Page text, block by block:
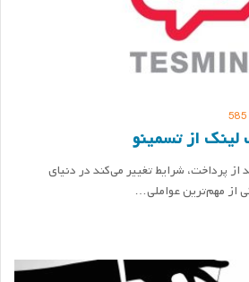
585
از تسمینو
از پرداخت، شرایط تغییر می‌کند در دنیای
از مهم‌ترین عواملی…